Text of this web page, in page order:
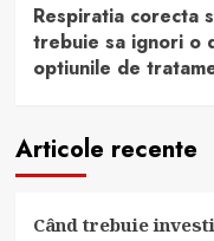
Respiratia corecta
trebuie sa ignori o
optiunile de
Articole recente
Când trebuie